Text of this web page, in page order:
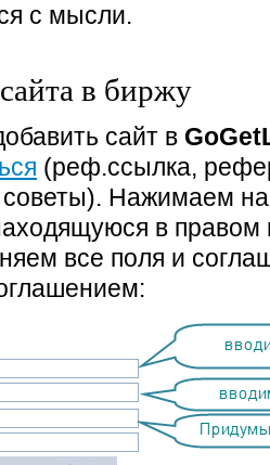
с мысли.
в биржу
сайт в
(реф.ссылка,
Нажимаем
в правом
все поля и